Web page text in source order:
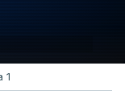
1